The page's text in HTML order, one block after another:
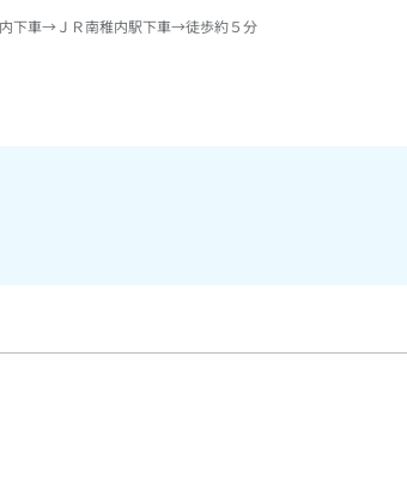
下車→ＪＲ南稚内駅下車→徒歩約５分